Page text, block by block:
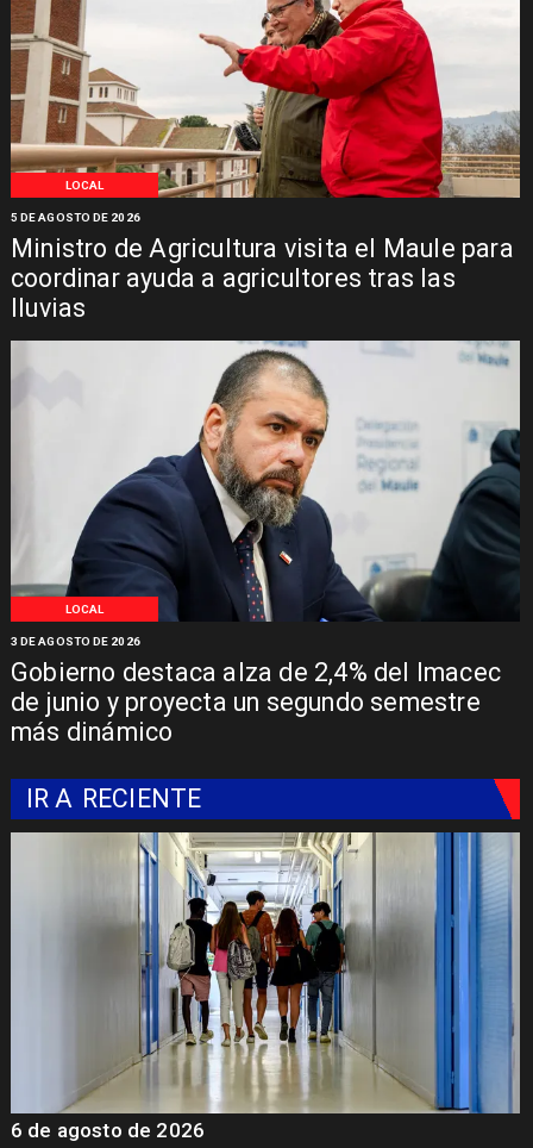
LOCAL
Ministro de Agricultura visita el Maule para
coordinar ayuda a agricultores tras las
lluvias
5 DE AGOSTO DE 2026
LOCAL
Gobierno destaca alza de 2,4% del Imacec
de junio y proyecta un segundo semestre
más dinámico
3 DE AGOSTO DE 2026
IR A RECIENTE